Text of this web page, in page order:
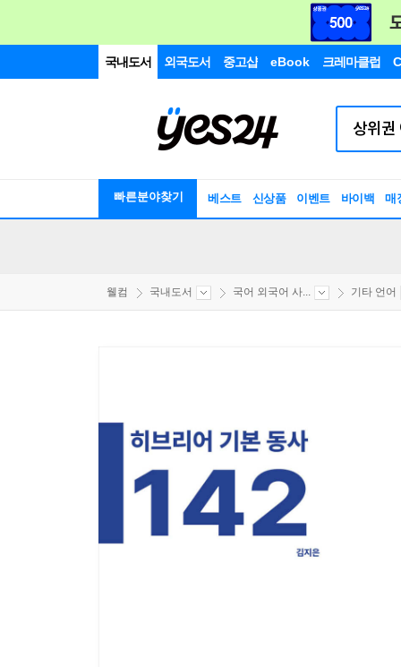
국내도서 외국도서 중고샵 eBook 크레마클럽
빠른분야찾기 베스트 신상품 이벤트 바이백 매
웰컴 국내도서 국어 외국어 사... 기타 언어